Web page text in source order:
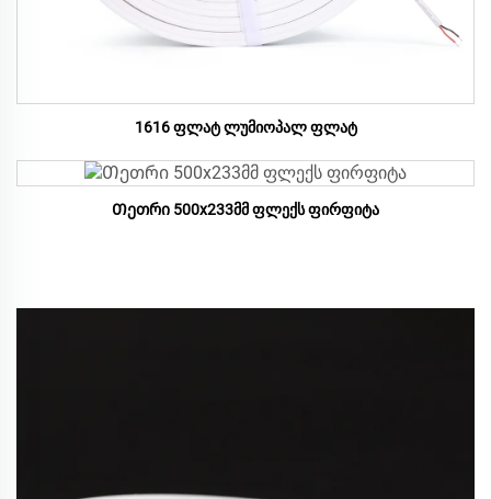
1616 ფლატ ლუმიოპალ ფლატ
Თეთრი 500x233მმ ფლექს ფირფიტა